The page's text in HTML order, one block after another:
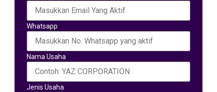
Whatsapp
Nama Usaha
Jenis Usaha